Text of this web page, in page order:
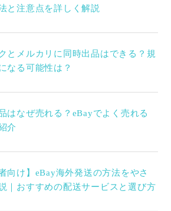
と注意点を詳しく解説
とメルカリに同時出品はできる？規
なる可能性は？
はなぜ売れる？eBayでよく売れる
介
向け】eBay海外発送の方法をやさ
｜おすすめの配送サービスと選び方